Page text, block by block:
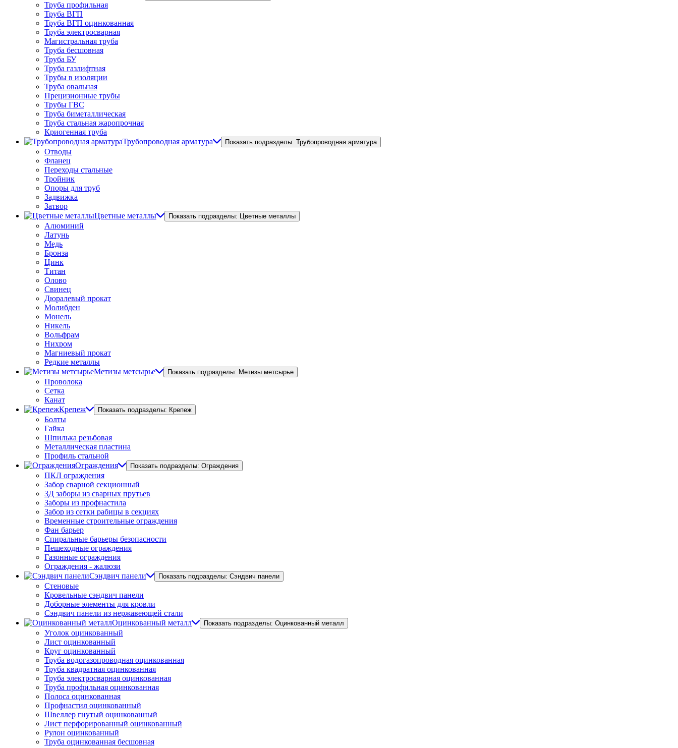
Труба профильная
Труба ВГП
Труба ВГП оцинкованная
Труба электросварная
Магистральная труба
Труба бесшовная
Труба БУ
Труба газлифтная
Трубы в изоляции
Труба овальная
Прецизионные трубы
Трубы ГВС
Труба биметаллическая
Труба стальная жаропрочная
Криогенная труба
Трубопроводная арматура
Показать подразделы: Трубопроводная арматура
Отводы
Фланец
Переходы стальные
Тройник
Опоры для труб
Задвижка
Затвор
Цветные металлы
Показать подразделы: Цветные металлы
Алюминий
Латунь
Медь
Бронза
Цинк
Титан
Олово
Свинец
Дюралевый прокат
Молибден
Монель
Никель
Вольфрам
Нихром
Магниевый прокат
Редкие металлы
Метизы метсырье
Показать подразделы: Метизы метсырье
Проволока
Сетка
Канат
Крепеж
Показать подразделы: Крепеж
Болты
Гайка
Шпилька резьбовая
Металлическая пластина
Профиль стальной
Ограждения
Показать подразделы: Ограждения
ПКЛ ограждения
Забор сварной секционный
3Д заборы из сварных прутьев
Заборы из профнастила
Забор из сетки рабицы в секциях
Временные строительные ограждения
Фан барьер
Спиральные барьеры безопасности
Пешеходные ограждения
Газонные ограждения
Ограждения - жалюзи
Сэндвич панели
Показать подразделы: Сэндвич панели
Стеновые
Кровельные сэндвич панели
Доборные элементы для кровли
Сэндвич панели из нержавеющей стали
Оцинкованный металл
Показать подразделы: Оцинкованный металл
Уголок оцинкованный
Лист оцинкованный
Круг оцинкованный
Труба водогазопроводная оцинкованная
Труба квадратная оцинкованная
Труба электросварная оцинкованная
Труба профильная оцинкованная
Полоса оцинкованная
Профнастил оцинкованный
Швеллер гнутый оцинкованный
Лист перфорированный оцинкованный
Рулон оцинкованный
Труба оцинкованная бесшовная